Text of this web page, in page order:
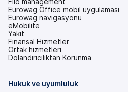
Eurowag Office mobil uygulaması
Eurowag navigasyonu
eMobilite
Yakıt
Finansal Hizmetler
Ortak hizmetleri
Dolandırıcılıktan Korunma
Hukuk ve uyumluluk